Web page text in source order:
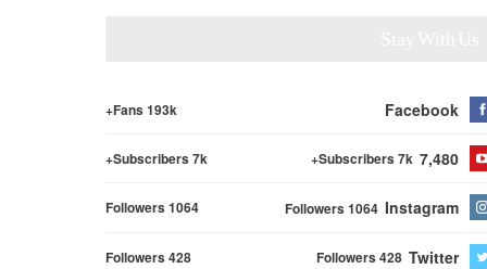
Facebook
Fans 193k+
7,480
Subscribers 7k+
Subscribers 7k+
Instagram
Followers 1064
Followers 1064
Twitter
Followers 428
Followers 428